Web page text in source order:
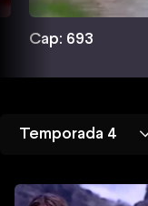
Cap: 693